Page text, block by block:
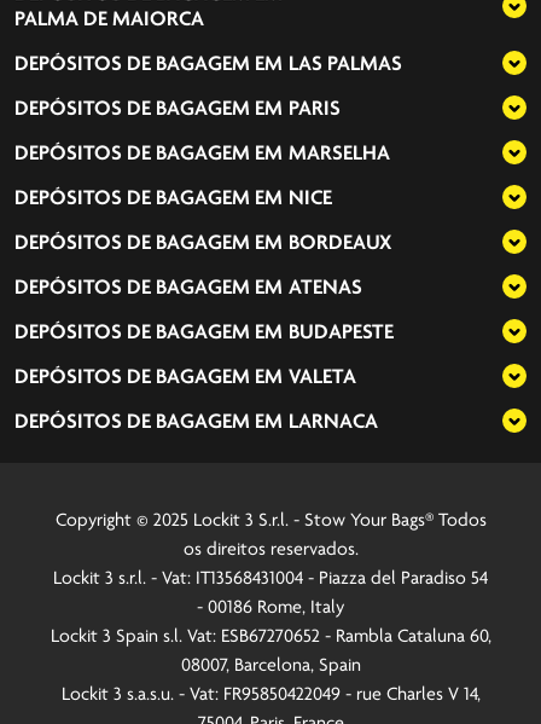
PALMA DE MAIORCA
DEPÓSITOS DE BAGAGEM EM LAS PALMAS
DEPÓSITOS DE BAGAGEM EM PARIS
DEPÓSITOS DE BAGAGEM EM MARSELHA
DEPÓSITOS DE BAGAGEM EM NICE
DEPÓSITOS DE BAGAGEM EM BORDEAUX
DEPÓSITOS DE BAGAGEM EM ATENAS
DEPÓSITOS DE BAGAGEM EM BUDAPESTE
DEPÓSITOS DE BAGAGEM EM VALETA
DEPÓSITOS DE BAGAGEM EM LARNACA
Copyright © 2025 Lockit 3 S.r.l. - Stow Your Bags® Todos
os direitos reservados.
Lockit 3 s.r.l. - Vat: IT13568431004 - Piazza del Paradiso 54
- 00186 Rome, Italy
Lockit 3 Spain s.l. Vat: ESB67270652 - Rambla Cataluna 60,
08007, Barcelona, Spain
Lockit 3 s.a.s.u. - Vat: FR95850422049 - rue Charles V 14,